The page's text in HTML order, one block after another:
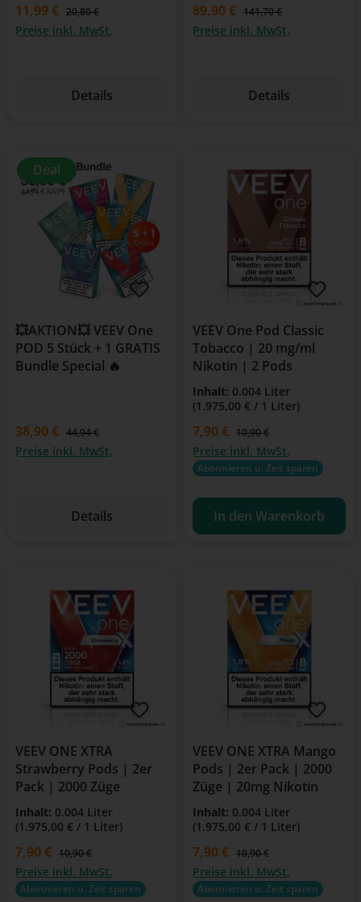
11,99 € 20,80 €
Preise inkl. MwSt.
Details
89,90 € 141,70 €
Preise inkl. MwSt.
Details
Deal
💥AKTION💥 VEEV One
POD 5 Stück + 1 GRATIS
Bundle Special 🔥
38,90 € 44,94 €
Preise inkl. MwSt.
Details
VEEV One Pod Classic
Tobacco | 20 mg/ml
Nikotin | 2 Pods
Inhalt: 0.004 Liter
(1.975,00 € / 1 Liter)
Verkaufspreis:
7,90 € Regulärer Preis:
10,90 €
Preise inkl. MwSt.
Abonnieren u. Zeit sparen
In den Warenkorb
VEEV ONE XTRA
Strawberry Pods | 2er
Pack | 2000 Züge
Inhalt: 0.004 Liter
(1.975,00 € / 1 Liter)
Verkaufspreis:
7,90 € Regulärer Preis:
10,90 €
Preise inkl. MwSt.
Abonnieren u. Zeit sparen
VEEV ONE XTRA Mango
Pods | 2er Pack | 2000
Züge | 20mg Nikotin
Inhalt: 0.004 Liter
(1.975,00 € / 1 Liter)
Verkaufspreis:
7,90 € Regulärer Preis:
10,90 €
Preise inkl. MwSt.
Abonnieren u. Zeit sparen